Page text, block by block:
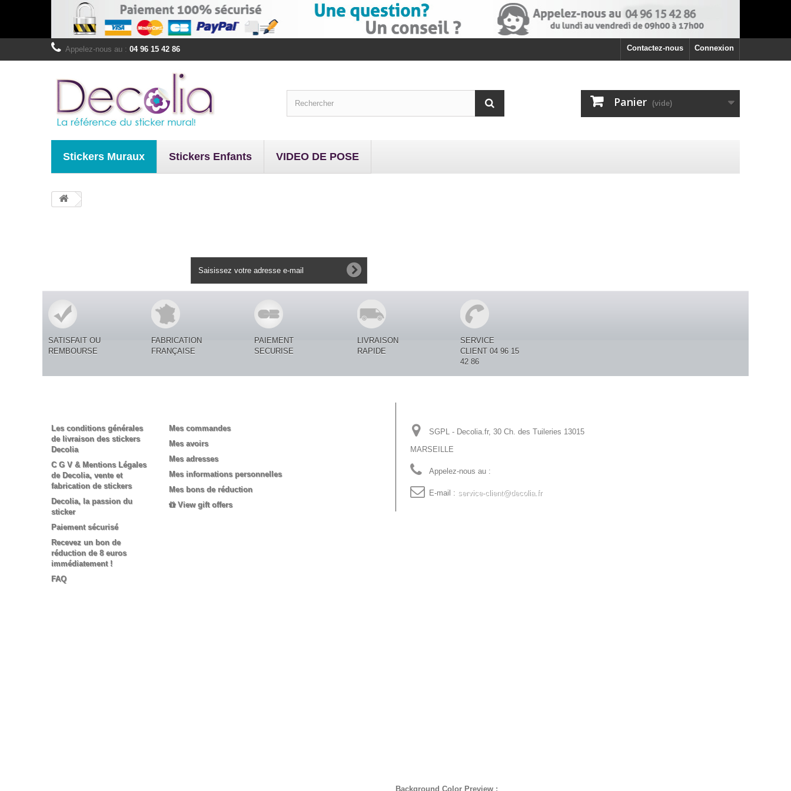
Connexion
Contactez-nous
Appelez-nous au : 04 96 15 42 86
Panier (vide)
Stickers Muraux Stickers Enfants VIDEO DE POSE
SATISFAIT OU
REMBOURSE
FABRICATION
FRANÇAISE
PAIEMENT
SECURISE
LIVRAISON
RAPIDE
SERVICE
CLIENT 04 96 15
42 86
Les conditions générales
de livraison des stickers
Decolia
C G V & Mentions Légales
de Decolia, vente et
fabrication de stickers
Decolia, la passion du
sticker
Paiement sécurisé
Recevez un bon de
réduction de 8 euros
immédiatement !
FAQ
Mes commandes
Mes avoirs
Mes adresses
Mes informations personnelles
Mes bons de réduction
View gift offers
SGPL - Decolia.fr, 30 Ch. des Tuileries 13015
MARSEILLE
Appelez-nous au :
E-mail : service-client@decolia.fr
Background Color Preview :